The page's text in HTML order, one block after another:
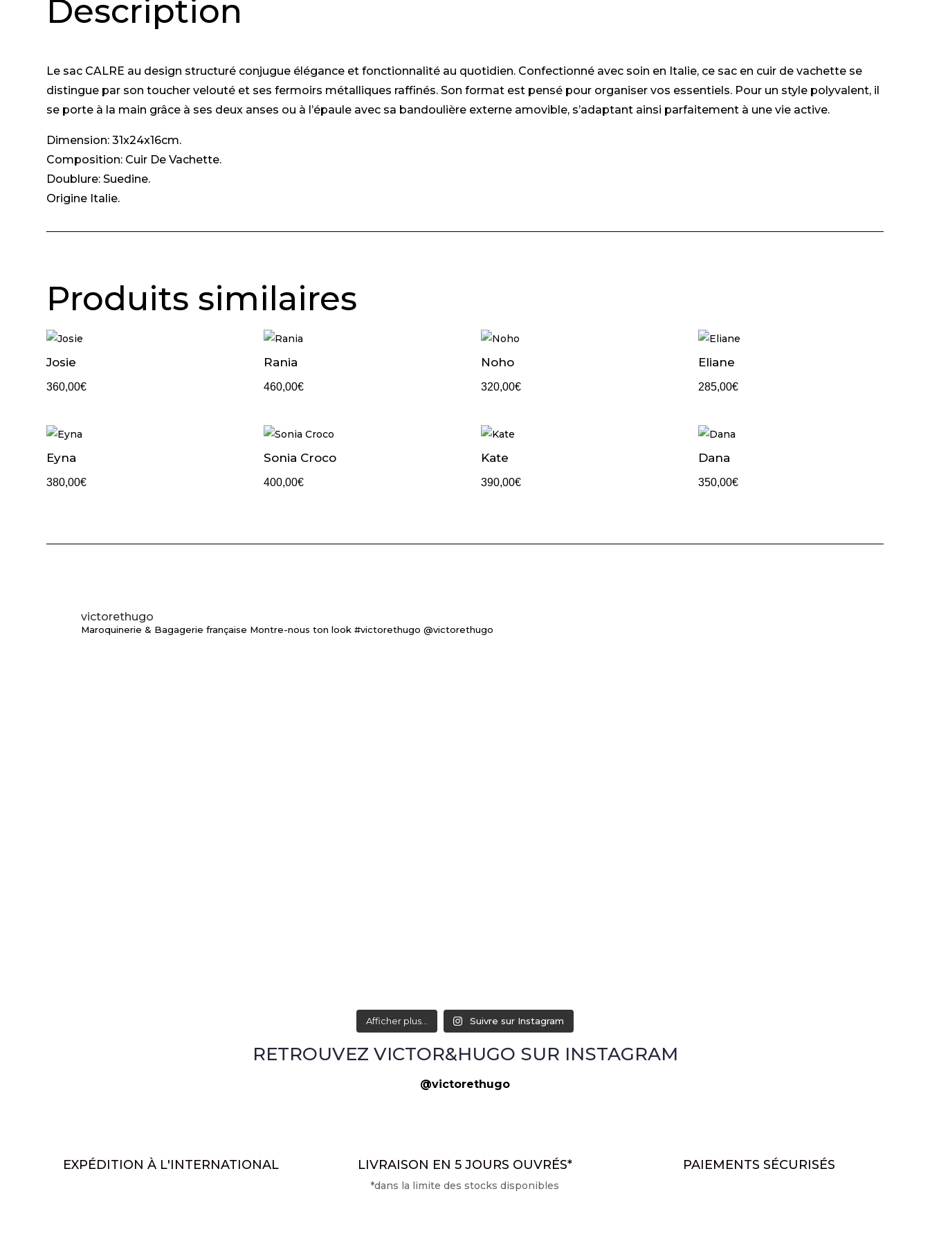
Description
Le sac CALRE au design structuré conjugue élégance et fonctionnalité au quotidien. Confectionné avec soin en Italie, ce sac en cuir de vachette se
distingue par son toucher velouté et ses fermoirs métalliques raffinés. Son format est pensé pour organiser vos essentiels. Pour un style polyvalent, il
se porte à la main grâce à ses deux anses ou à l’épaule avec sa bandoulière externe amovible, s’adaptant ainsi parfaitement à une vie active.
Dimension: 31x24x16cm.
Composition: Cuir De Vachette.
Doublure: Suedine.
Origine Italie.
Produits similaires
Josie
360,00€
Rania
460,00€
Noho
320,00€
Eliane
285,00€
Eyna
380,00€
Sonia Croco
400,00€
Kate
390,00€
Dana
350,00€
victorethugo
Maroquinerie & Bagagerie française Montre-nous ton look #victorethugo @victorethugo
Afficher plus... Suivre sur Instagram
RETROUVEZ VICTOR&HUGO SUR INSTAGRAM
@victorethugo
EXPÉDITION À L'INTERNATIONAL LIVRAISON EN 5 JOURS OUVRÉS*
*dans la limite des stocks disponibles
PAIEMENTS SÉCURISÉS